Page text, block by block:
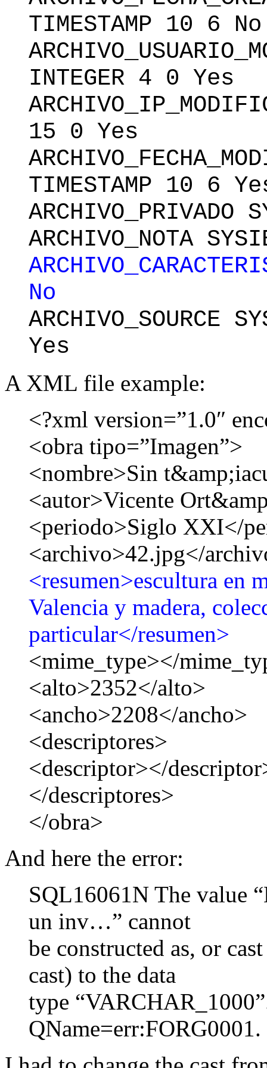
TIMESTAMP 10 6 No
INTEGER 4 0 Yes
15 0 Yes
TIMESTAMP 10 6
ARCHIVO_PRIVADO
ARCHIVO_NOTA
No
ARCHIVO_SOURCE
Yes
A XML file example:
<?xml version=”1.0″
<obra tipo=”Imagen”>
<nombre>Sin
<autor>Vicente
<periodo>Siglo XXI</
<archivo>42.jpg</
<resumen>escultura en
Valencia y madera,
particular</resumen>
<mime_type></
<alto>2352</alto>
<ancho>2208</ancho>
<descriptores>
<descriptor></
</descriptores>
</obra>
And here the error:
SQL16061N The value
un inv…” cannot
be constructed as, or
cast) to the data
type